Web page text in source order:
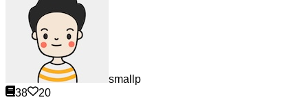
smallp
38
20